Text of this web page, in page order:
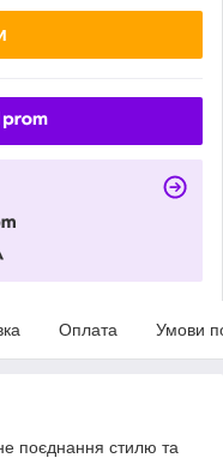
Оплата Умови
поєднання стилю та